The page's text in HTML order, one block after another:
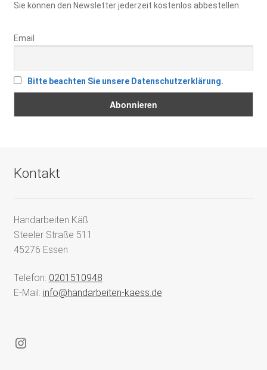
Sie können den Newsletter jederzeit kostenlos abbestellen.
Email
Bitte beachten Sie unsere Datenschutzerklärung.
Kontakt
Handarbeiten Käß
Steeler Straße 511
45276 Essen
Telefon: 0201510948
E-Mail: info@handarbeiten-kaess.de
Instagram